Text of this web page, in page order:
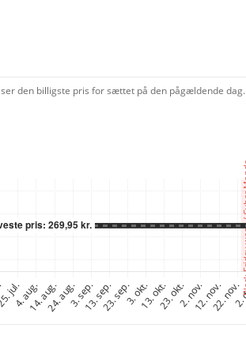
den billigste pris for sættet på den pågældende dag.